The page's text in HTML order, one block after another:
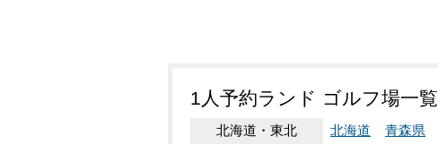
1人予約ランド ゴルフ場一覧
北海道・東北 北海道 青森県